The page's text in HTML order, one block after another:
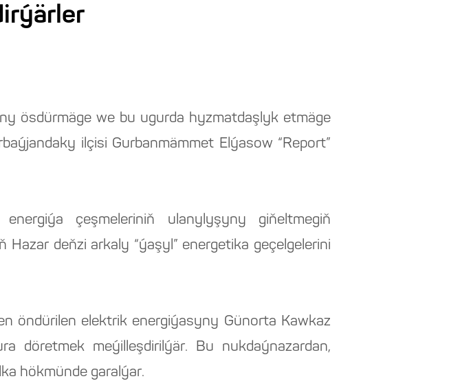
ösdürmäge we bu ugurda hyzmatdaşlyk etmäge
ilçisi Gurbanmämmet Elýasow “Report”
çeşmeleriniň ulanylyşyny giňeltmegiň
deňzi arkaly “ýaşyl” energetika geçelgelerini
öndürilen elektrik energiýasyny Günorta Kawkaz
döretmek meýilleşdirilýär. Bu nukdaýnazardan,
hökmünde garalýar.